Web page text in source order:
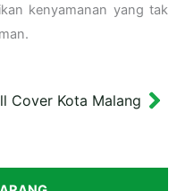
kenyamanan yang tak
Cover Kota Malang